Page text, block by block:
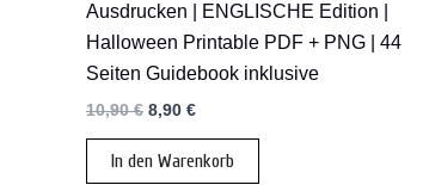
Ausdrucken | ENGLISCHE Edition |
Halloween Printable PDF + PNG | 44
Seiten Guidebook inklusive
10,90€ Ursprünglicher
war:
10,90 €
8,90 €Aktueller
ist:
8,90 €.
In den Warenkorb